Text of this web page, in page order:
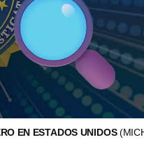
EN ESTADOS UNIDOS